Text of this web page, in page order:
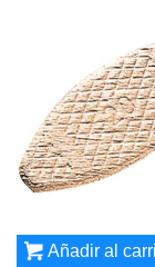
Añadir al